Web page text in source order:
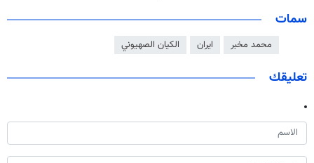
سمات
محمد مخبر ايران الكيان الصهيوني
تعليقك